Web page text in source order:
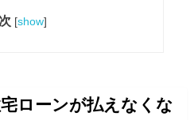
[show]
ローンが払えなくな